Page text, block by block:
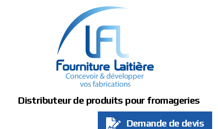
Distributeur de produits pour fromageries
Demande de devis
Panneau de gestion des cookies